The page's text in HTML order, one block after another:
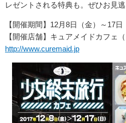
レゼントされる特典も。ぜひお見逃
【開催期間】12月8日（金）～17日
【開催店舗】キュアメイドカフェ
http://www.curemaid.jp